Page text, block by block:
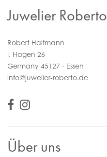
Juwelier Roberto
Robert Halfmann
I. Hagen 26
Germany 45127 - Essen
info@juwelier-roberto.de
Über uns